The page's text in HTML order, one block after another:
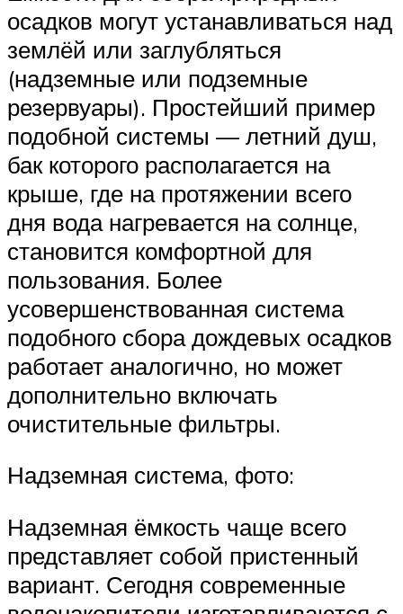
осадков могут устанавливаться над
землёй или заглубляться
(надземные или подземные
резервуары). Простейший пример
подобной системы — летний душ,
бак которого располагается на
крыше, где на протяжении всего
дня вода нагревается на солнце,
становится комфортной для
пользования. Более
усовершенствованная система
подобного сбора дождевых осадков
работает аналогично, но может
дополнительно включать
очистительные фильтры.
Надземная система, фото:
Надземная ёмкость чаще всего
представляет собой пристенный
вариант. Сегодня современные